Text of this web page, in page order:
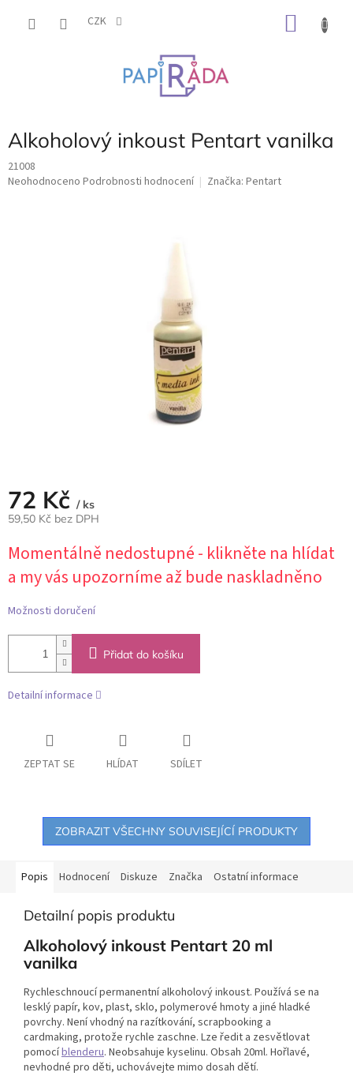
CZK
Alkoholový inkoust Pentart vanilka
21008
Průměrné
Neohodnoceno Podrobnosti hodnocení Značka: Pentart
72 Kč / ks
59,50 Kč bez DPH
cena:
Momentálně nedostupné - klikněte na hlídat
a my vás upozorníme až bude naskladněno
Možnosti doručení
Přidat do košíku
Detailní informace
ZEPTAT SE HLÍDAT SDÍLET
ZOBRAZIT VŠECHNY SOUVISEJÍCÍ PRODUKTY
Popis Hodnocení Diskuze Značka Ostatní informace
Detailní popis produktu
Alkoholový inkoust Pentart 20 ml
vanilka
Rychleschnoucí permanentní alkoholový inkoust. Používá se na
lesklý papír, kov, plast, sklo, polymerové hmoty a jiné hladké
povrchy. Není vhodný na razítkování, scrapbooking a
cardmaking, protože rychle zaschne. Lze ředit a zesvětlovat
pomocíblenderu. Neobsahuje kyselinu. Obsah 20ml. Hořlavé,
nevhodné pro děti, uchovávejte mimo dosah dětí.